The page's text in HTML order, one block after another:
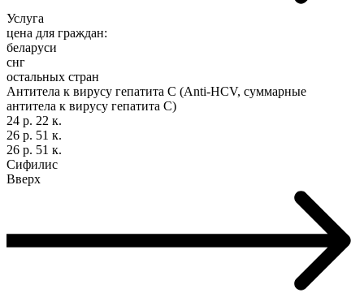
Услуга
цена для граждан:
беларуси
снг
остальных стран
Антитела к вирусу гепатита С (Anti-HCV, суммарные
антитела к вирусу гепатита С)
24 р. 22 к.
26 р. 51 к.
26 р. 51 к.
Сифилис
Вверх